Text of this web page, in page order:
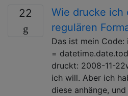
22
Wie drucke ich
regulären
Das ist mein
=
druckt: 2008-11-
ich will. Aber ich
diese anhänge,